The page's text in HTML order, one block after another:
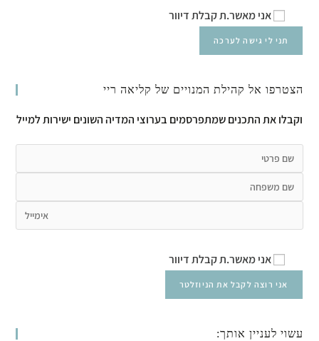
אני מאשר.ת קבלת דיוור
הצטרפו אל קהילת המנויים של קליאה ריי
וקבלו את התכנים שמתפרסמים בערוצי המדיה השונים ישירות למייל
אני מאשר.ת קבלת דיוור
עשוי לעניין אותך: